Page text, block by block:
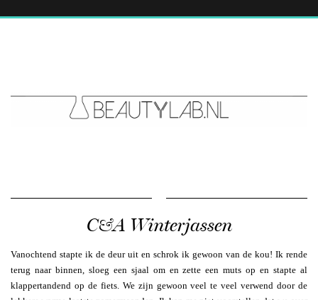
C&A Winterjassen
Vanochtend stapte ik de deur uit en schrok ik gewoon van de kou! Ik rende
terug naar binnen, sloeg een sjaal om en zette een muts op en stapte al
klappertandend op de fiets. We zijn gewoon veel te veel verwend door de